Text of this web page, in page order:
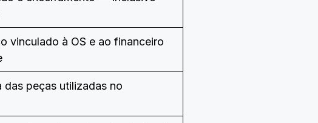
vinculado à OS e ao financeiro
das peças utilizadas no